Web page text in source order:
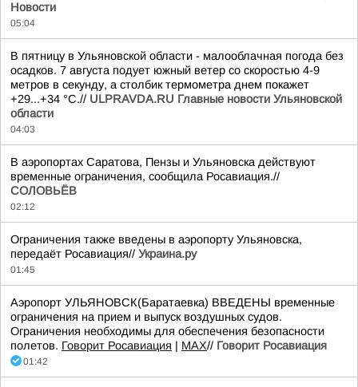
Новости
05:04
В пятницу в Ульяновской области - малооблачная погода без
осадков. 7 августа подует южный ветер со скоростью 4-9
метров в секунду, а столбик термометра днем покажет
+29...+34 °C.// ULPRAVDA.RU Главные новости Ульяновской
области
04:03
В аэропортах Саратова, Пензы и Ульяновска действуют
временные ограничения, сообщила Росавиация.//
СОЛОВЬЁВ
02:12
Ограничения также введены в аэропорту Ульяновска,
передаёт Росавиация// Украина.ру
01:45
Аэропорт УЛЬЯНОВСК(Баратаевка) ВВЕДЕНЫ временные
ограничения на прием и выпуск воздушных судов.
Ограничения необходимы для обеспечения безопасности
полетов. Говорит Росавиация | MАХ// Говорит Росавиация
01:42